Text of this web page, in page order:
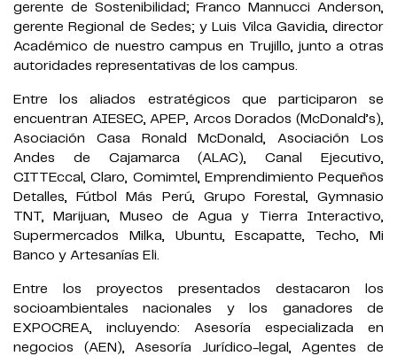
gerente de Sostenibilidad; Franco Mannucci Anderson,
gerente Regional de Sedes; y Luis Vilca Gavidia, director
Académico de nuestro campus en Trujillo, junto a otras
autoridades representativas de los campus.
Entre los aliados estratégicos que participaron se
encuentran AIESEC, APEP, Arcos Dorados (McDonald’s),
Asociación Casa Ronald McDonald, Asociación Los
Andes de Cajamarca (ALAC), Canal Ejecutivo,
CITTEccal, Claro, Comimtel, Emprendimiento Pequeños
Detalles, Fútbol Más Perú, Grupo Forestal, Gymnasio
TNT, Marijuan, Museo de Agua y Tierra Interactivo,
Supermercados Milka, Ubuntu, Escapatte, Techo, Mi
Banco y Artesanías Eli.
Entre los proyectos presentados destacaron los
socioambientales nacionales y los ganadores de
EXPOCREA, incluyendo: Asesoría especializada en
negocios (AEN), Asesoría Jurídico-legal, Agentes de